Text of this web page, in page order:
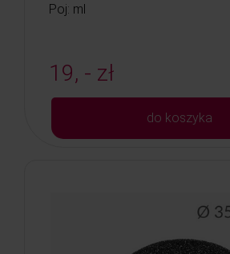
Poj: ml
19, - zł
do koszyka